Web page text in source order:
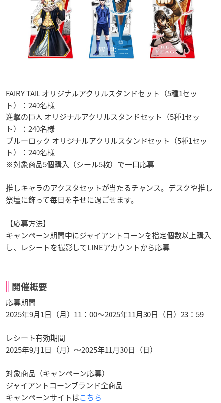
FAIRY TAIL オリジナルアクリルスタンドセット（5種1セッ
ト）：240名様
進撃の巨人 オリジナルアクリルスタンドセット（5種1セッ
ト）：240名様
ブルーロック オリジナルアクリルスタンドセット（5種1セッ
ト）：240名様
※対象商品5個購入（シール5枚）で一口応募
推しキャラのアクスタセットが当たるチャンス。デスクや推し
祭壇に飾って毎日を幸せに過ごせます。
【応募方法】
キャンペーン期間中にジャイアントコーンを指定個数以上購入
し、レシートを撮影してLINEアカウントから応募
開催概要
応募期間
2025年9月1日（月）11：00～2025年11月30日（日）23：59
レシート有効期間
2025年9月1日（月）～2025年11月30日（日）
対象商品（キャンペーン応募）
ジャイアントコーンブランド全商品
キャンペーンサイトはこちら